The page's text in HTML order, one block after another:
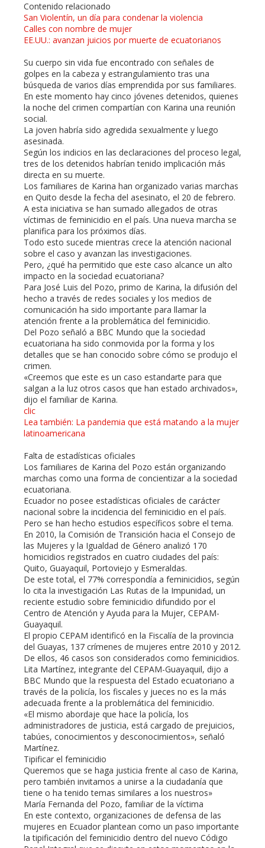
Contenido relacionado
San Violentín, un día para condenar la violencia
Calles con nombre de mujer
EE.UU.: avanzan juicios por muerte de ecuatorianos
Su cuerpo sin vida fue encontrado con señales de
golpes en la cabeza y estrangulamiento tras una
búsqueda de varios días emprendida por sus familiares.
En este momento hay cinco jóvenes detenidos, quienes
la noche del crimen compartían con Karina una reunión
social.
La joven habría sido agredida sexualmente y luego
asesinada.
Según los indicios en las declaraciones del proceso legal,
tres de los detenidos habrían tenido implicación más
directa en su muerte.
Los familiares de Karina han organizado varias marchas
en Quito desde la fecha del asesinato, el 20 de febrero.
A esta iniciativa se han sumado allegados de otras
víctimas de feminicidio en el país. Una nueva marcha se
planifica para los próximos días.
Todo esto sucede mientras crece la atención nacional
sobre el caso y avanzan las investigaciones.
Pero, ¿qué ha permitido que este caso alcance un alto
impacto en la sociedad ecuatoriana?
Para José Luis del Pozo, primo de Karina, la difusión del
hecho a través de redes sociales y los medios de
comunicación ha sido importante para llamar la
atención frente a la problemática del feminicidio.
Del Pozo señaló a BBC Mundo que la sociedad
ecuatoriana ha sido conmovida por la forma y los
detalles que se han conocido sobre cómo se produjo el
crimen.
«Creemos que este es un caso estandarte para que
salgan a la luz otros casos que han estado archivados»,
dijo el familiar de Karina.
clic
Lea también: La pandemia que está matando a la mujer
latinoamericana
Falta de estadísticas oficiales
Los familiares de Karina del Pozo están organizando
marchas como una forma de concientizar a la sociedad
ecuatoriana.
Ecuador no posee estadísticas oficiales de carácter
nacional sobre la incidencia del feminicidio en el país.
Pero se han hecho estudios específicos sobre el tema.
En 2010, la Comisión de Transición hacia el Consejo de
las Mujeres y la Igualdad de Género analizó 170
homicidios registrados en cuatro ciudades del país:
Quito, Guayaquil, Portoviejo y Esmeraldas.
De este total, el 77% correspondía a feminicidios, según
lo cita la investigación Las Rutas de la Impunidad, un
reciente estudio sobre feminicidio difundido por el
Centro de Atención y Ayuda para la Mujer, CEPAM-
Guayaquil.
El propio CEPAM identificó en la Fiscalía de la provincia
del Guayas, 137 crímenes de mujeres entre 2010 y 2012.
De ellos, 46 casos son considerados como feminicidios.
Lita Martínez, integrante del CEPAM-Guayaquil, dijo a
BBC Mundo que la respuesta del Estado ecuatoriano a
través de la policía, los fiscales y jueces no es la más
adecuada frente a la problemática del feminicidio.
«El mismo abordaje que hace la policía, los
administradores de justicia, está cargado de prejuicios,
tabúes, conocimientos y desconocimientos», señaló
Martínez.
Tipificar el feminicidio
Queremos que se haga justicia frente al caso de Karina,
pero también invitamos a unirse a la ciudadanía que
tiene o ha tenido temas similares a los nuestros»
María Fernanda del Pozo, familiar de la víctima
En este contexto, organizaciones de defensa de las
mujeres en Ecuador plantean como un paso importante
la tipificación del feminicidio dentro del nuevo Código